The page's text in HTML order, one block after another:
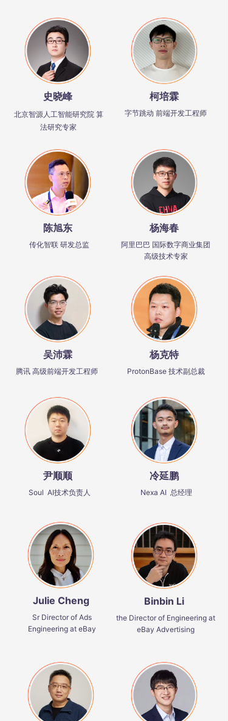
史晓峰
北京智源人工智能研究院 算
法研究专家
陈旭东
传化智联 研发总监
吴沛霖
腾讯 高级前端开发工程师
尹顺顺
Soul AI技术负责人
Julie Cheng
Sr Director of Ads
Engineering at eBay
冷延鹏
Nexa AI 总经理
柯培霖
字节跳动 前端开发工程师
杨海春
阿里巴巴 国际数字商业集团
高级技术专家
杨克特
ProtonBase 技术副总裁
Binbin Li
the Director of Engineering at
eBay Advertising